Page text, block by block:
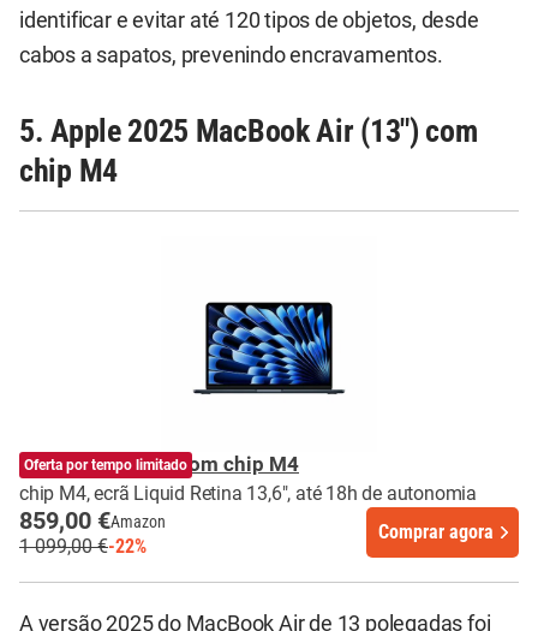
identificar e evitar até 120 tipos de objetos, desde
cabos a sapatos, prevenindo encravamentos.
5. Apple 2025 MacBook Air (13") com
chip M4
MacBook Air 13" com chip M4
chip M4, ecrã Liquid Retina 13,6", até 18h de autonomia
Oferta por tempo limitado
859,00 €Amazon
1 099,00 €-22%
Comprar agora
A versão 2025 do MacBook Air de 13 polegadas foi